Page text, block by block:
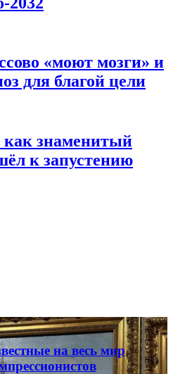
«моют мозги» и
для благой цели
как знаменитый
к запустению
на весь мир